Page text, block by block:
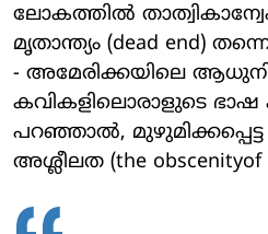
ലോകത്തില്‍
മൃതാന്ത്യം (dead end)
- അമേരിക്കയിലെ
കവികളിലൊരാളുടെ
പറഞ്ഞാല്‍,
അശ്ലീലത (the obscenityof